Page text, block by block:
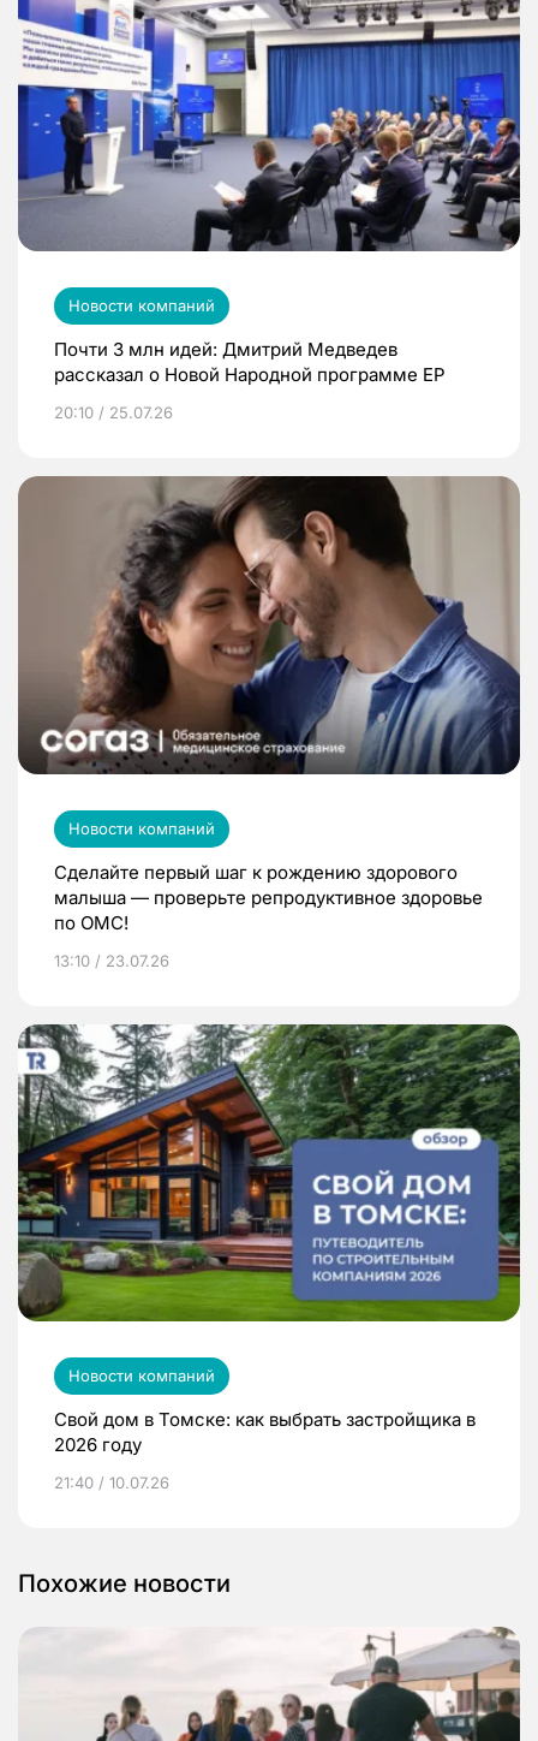
Новости компаний
Почти 3 млн идей: Дмитрий Медведев
рассказал о Новой Народной программе ЕР
20:10 / 25.07.26
Новости компаний
Сделайте первый шаг к рождению здорового
малыша — проверьте репродуктивное здоровье
по ОМС!
13:10 / 23.07.26
Новости компаний
Свой дом в Томске: как выбрать застройщика в
2026 году
21:40 / 10.07.26
Похожие новости